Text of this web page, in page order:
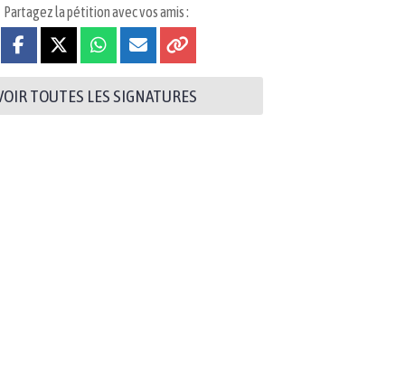
Partagez la pétition avec vos amis :
TOUTES LES SIGNATURES